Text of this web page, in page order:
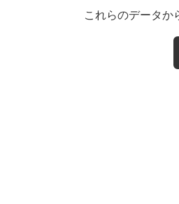
これらのデータか